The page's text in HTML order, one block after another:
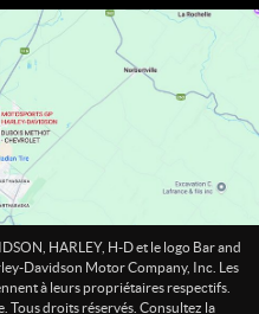
HARLEY, H-D et le logo Bar and
Davidson Motor Company, Inc. Les
à leurs propriétaires respectifs.
droits réservés. Consultez la